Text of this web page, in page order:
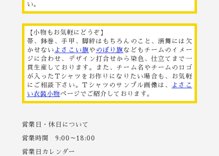
い。
【小物もお気軽にどうぞ】
帯、鉢巻、手甲、脚絆はもちろんのこと、演舞には欠
かせない よさこい旗や のぼり旗などもチームのイメー
ジに合わせ、デザイン打合せから染色、仕立てまで一
貫生産しております。また、チーム名やチームのロゴ
が入ったTシャツをお作りになりたい場合も、お気軽
にご相談下さい。Tシャツのサンプル画像は、
よさこ
い衣装小物ページでご紹介しております。
営業日・休日について
営業時間 9:00～18:00
営業日カレンダー